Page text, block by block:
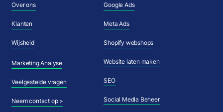
Over ons
Klanten
Wijsheid
Marketing Analyse
Veelgestelde vragen
Neem contact op >
Google Ads
Meta Ads
Shopify webshops
Website laten maken
SEO
Social Media Beheer